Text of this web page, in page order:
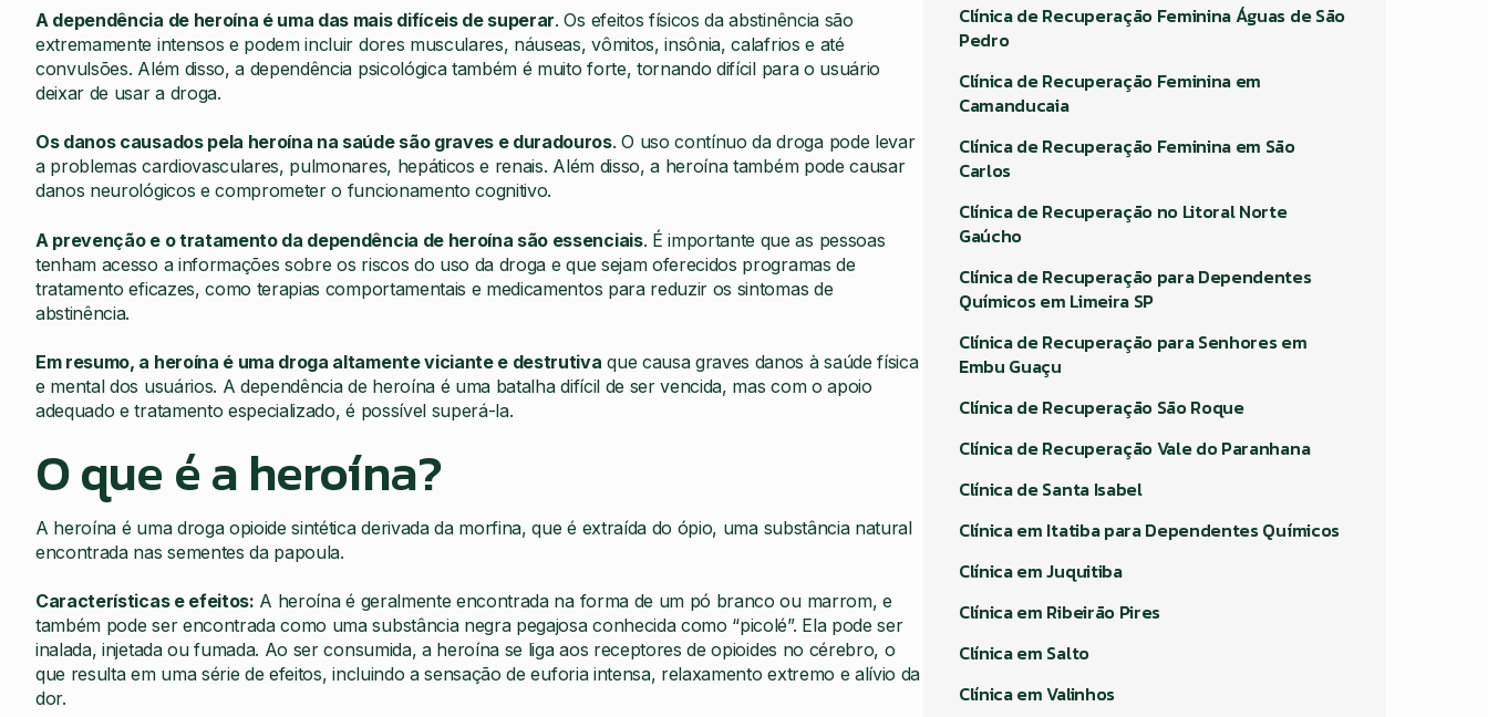
A dependência de heroína é uma das mais difíceis de superar. Os efeitos físicos da abstinência são
extremamente intensos e podem incluir dores musculares, náuseas, vômitos, insônia, calafrios e até
convulsões. Além disso, a dependência psicológica também é muito forte, tornando difícil para o usuário
deixar de usar a droga.
Os danos causados pela heroína na saúde são graves e duradouros. O uso contínuo da droga pode levar
a problemas cardiovasculares, pulmonares, hepáticos e renais. Além disso, a heroína também pode causar
danos neurológicos e comprometer o funcionamento cognitivo.
A prevenção e o tratamento da dependência de heroína são essenciais. É importante que as pessoas
tenham acesso a informações sobre os riscos do uso da droga e que sejam oferecidos programas de
tratamento eficazes, como terapias comportamentais e medicamentos para reduzir os sintomas de
abstinência.
Em resumo, a heroína é uma droga altamente viciante e destrutiva que causa graves danos à saúde física
e mental dos usuários. A dependência de heroína é uma batalha difícil de ser vencida, mas com o apoio
adequado e tratamento especializado, é possível superá-la.
O que é a heroína?
A heroína é uma droga opioide sintética derivada da morfina, que é extraída do ópio, uma substância natural
encontrada nas sementes da papoula.
Características e efeitos: A heroína é geralmente encontrada na forma de um pó branco ou marrom, e
também pode ser encontrada como uma substância negra pegajosa conhecida como “picolé”. Ela pode ser
inalada, injetada ou fumada. Ao ser consumida, a heroína se liga aos receptores de opioides no cérebro, o
que resulta em uma série de efeitos, incluindo a sensação de euforia intensa, relaxamento extremo e alívio da
dor.
Clínica de Recuperação Feminina Águas de São
Pedro
Clínica de Recuperação Feminina em
Camanducaia
Clínica de Recuperação Feminina em São
Carlos
Clínica de Recuperação no Litoral Norte
Gaúcho
Clínica de Recuperação para Dependentes
Químicos em Limeira SP
Clínica de Recuperação para Senhores em
Embu Guaçu
Clínica de Recuperação São Roque
Clínica de Recuperação Vale do Paranhana
Clínica de Santa Isabel
Clínica em Itatiba para Dependentes Químicos
Clínica em Juquitiba
Clínica em Ribeirão Pires
Clínica em Salto
Clínica em Valinhos